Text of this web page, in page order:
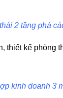
2 tầng phá
kinh doanh 3